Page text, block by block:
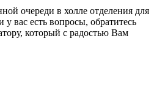
очереди в холле отделения для
вас есть вопросы, обратитесь
который с радостью Вам